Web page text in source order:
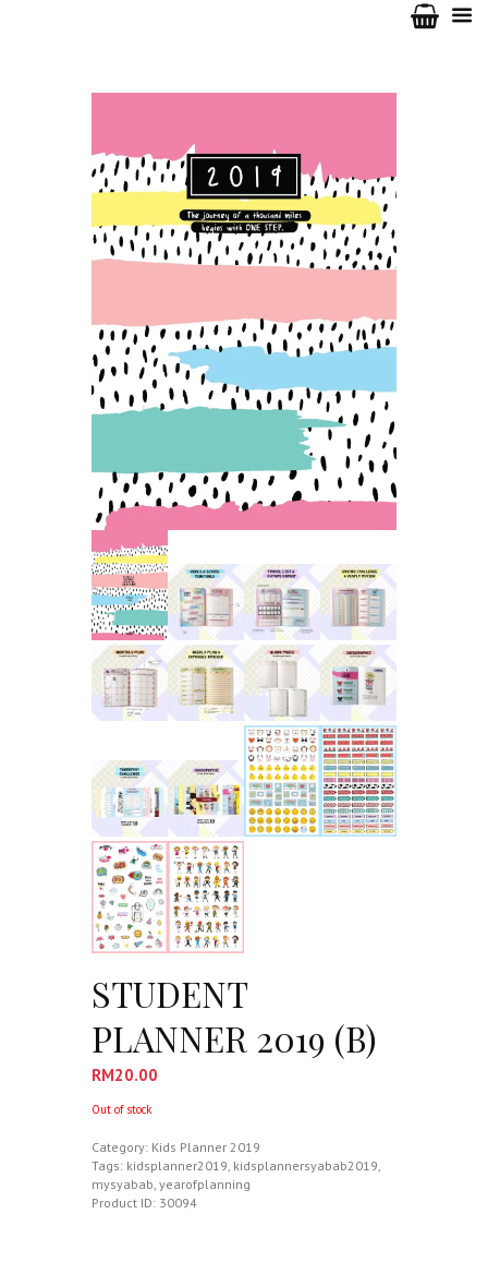
STUDENT
PLANNER 2019 (B)
RM20.00
Out of stock
Category: Kids Planner 2019
Tags: kidsplanner2019, kidsplannersyabab2019,
mysyabab, yearofplanning
Product ID: 30094